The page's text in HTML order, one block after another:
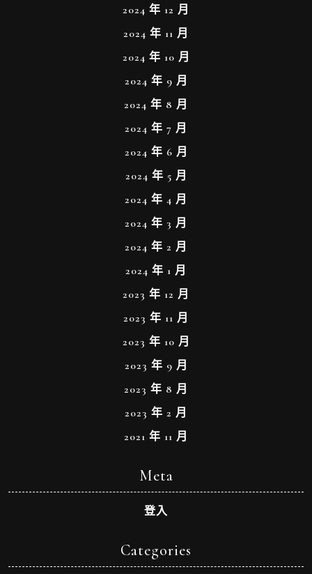
2024 年 12 月
2024 年 11 月
2024 年 10 月
2024 年 9 月
2024 年 8 月
2024 年 7 月
2024 年 6 月
2024 年 5 月
2024 年 4 月
2024 年 3 月
2024 年 2 月
2024 年 1 月
2023 年 12 月
2023 年 11 月
2023 年 10 月
2023 年 9 月
2023 年 8 月
2023 年 2 月
2021 年 11 月
Meta
登入
Categories